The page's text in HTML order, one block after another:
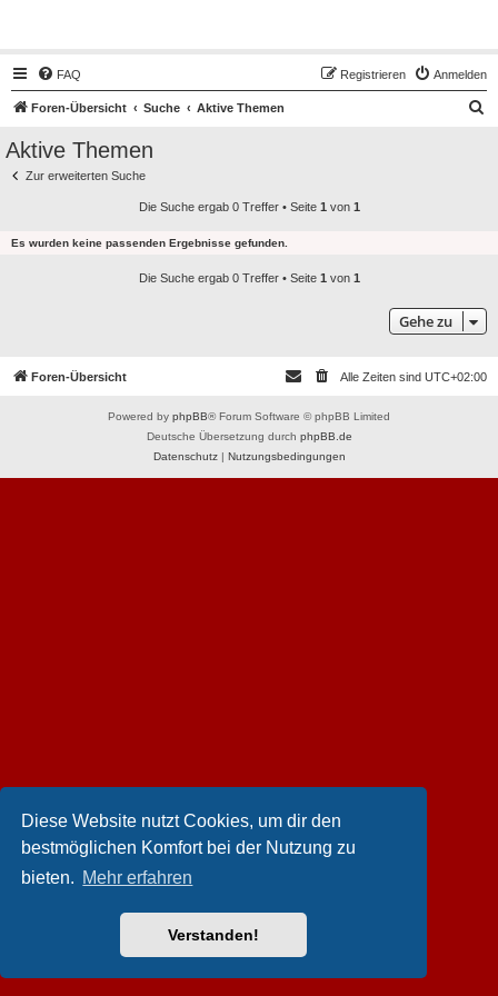
Diese Website nutzt Cookies, um dir den
bestmöglichen Komfort bei der Nutzung zu
bieten. Mehr erfahren
Verstanden!
FAQ Anmelden
Registrieren
Foren-Übersicht Suche Aktive Themen
Aktive Themen
Zur erweiterten Suche
Die Suche ergab 0 Treffer • Seite 1 von 1
Es wurden keine passenden Ergebnisse gefunden.
Die Suche ergab 0 Treffer • Seite 1 von 1
Gehe zu
Foren-Übersicht Alle Zeiten sind UTC+02:00
Powered by phpBB® Forum Software © phpBB Limited
Deutsche Übersetzung durch phpBB.de
Datenschutz| Nutzungsbedingungen